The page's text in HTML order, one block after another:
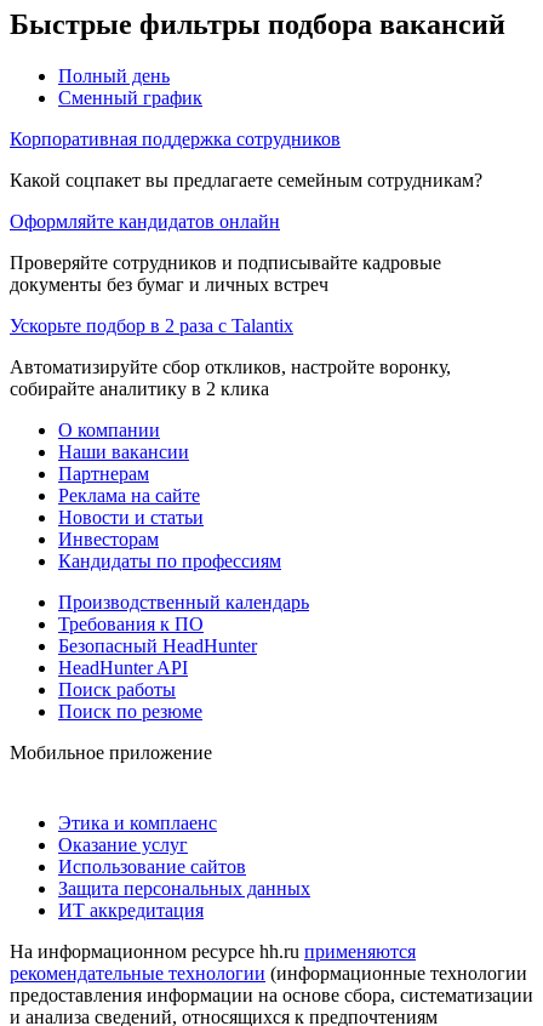
Быстрые фильтры подбора вакансий
Полный день
Сменный график
Корпоративная поддержка сотрудников
Какой соцпакет вы предлагаете семейным сотрудникам?
Оформляйте кандидатов онлайн
Проверяйте сотрудников и подписывайте кадровые
документы без бумаг и личных встреч
Ускорьте подбор в 2 раза с Talantix
Автоматизируйте сбор откликов, настройте воронку,
собирайте аналитику в 2 клика
О компании
Наши вакансии
Партнерам
Реклама на сайте
Новости и статьи
Инвесторам
Кандидаты по профессиям
Производственный календарь
Требования к ПО
Безопасный HeadHunter
HeadHunter API
Поиск работы
Поиск по резюме
Мобильное приложение
Этика и комплаенс
Оказание услуг
Использование сайтов
Защита персональных данных
ИТ аккредитация
На информационном ресурсе hh.ru применяются
рекомендательные технологии (информационные технологии
предоставления информации на основе сбора, систематизации
и анализа сведений, относящихся к предпочтениям